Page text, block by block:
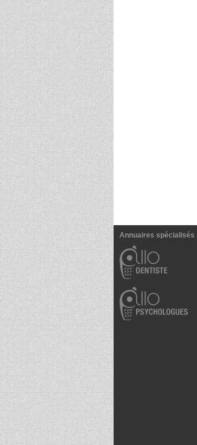
Annuaires spécialisés